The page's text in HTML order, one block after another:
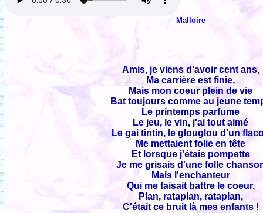
Malloire
Amis, je viens d'avoir cent ans,
Ma carrière est finie,
Mais mon coeur plein de vie
Bat toujours comme au jeune
Le printemps parfume
Le jeu, le vin, j'ai tout aimé
Le gai tintin, le glouglou d'un
Me mettaient folie en tête
Et lorsque j'étais pompette
Je me grisais d'une folle
Mais l'enchanteur
Qui me faisait battre le coeur,
Plan, rataplan, rataplan,
C'était ce bruit là mes enfants !